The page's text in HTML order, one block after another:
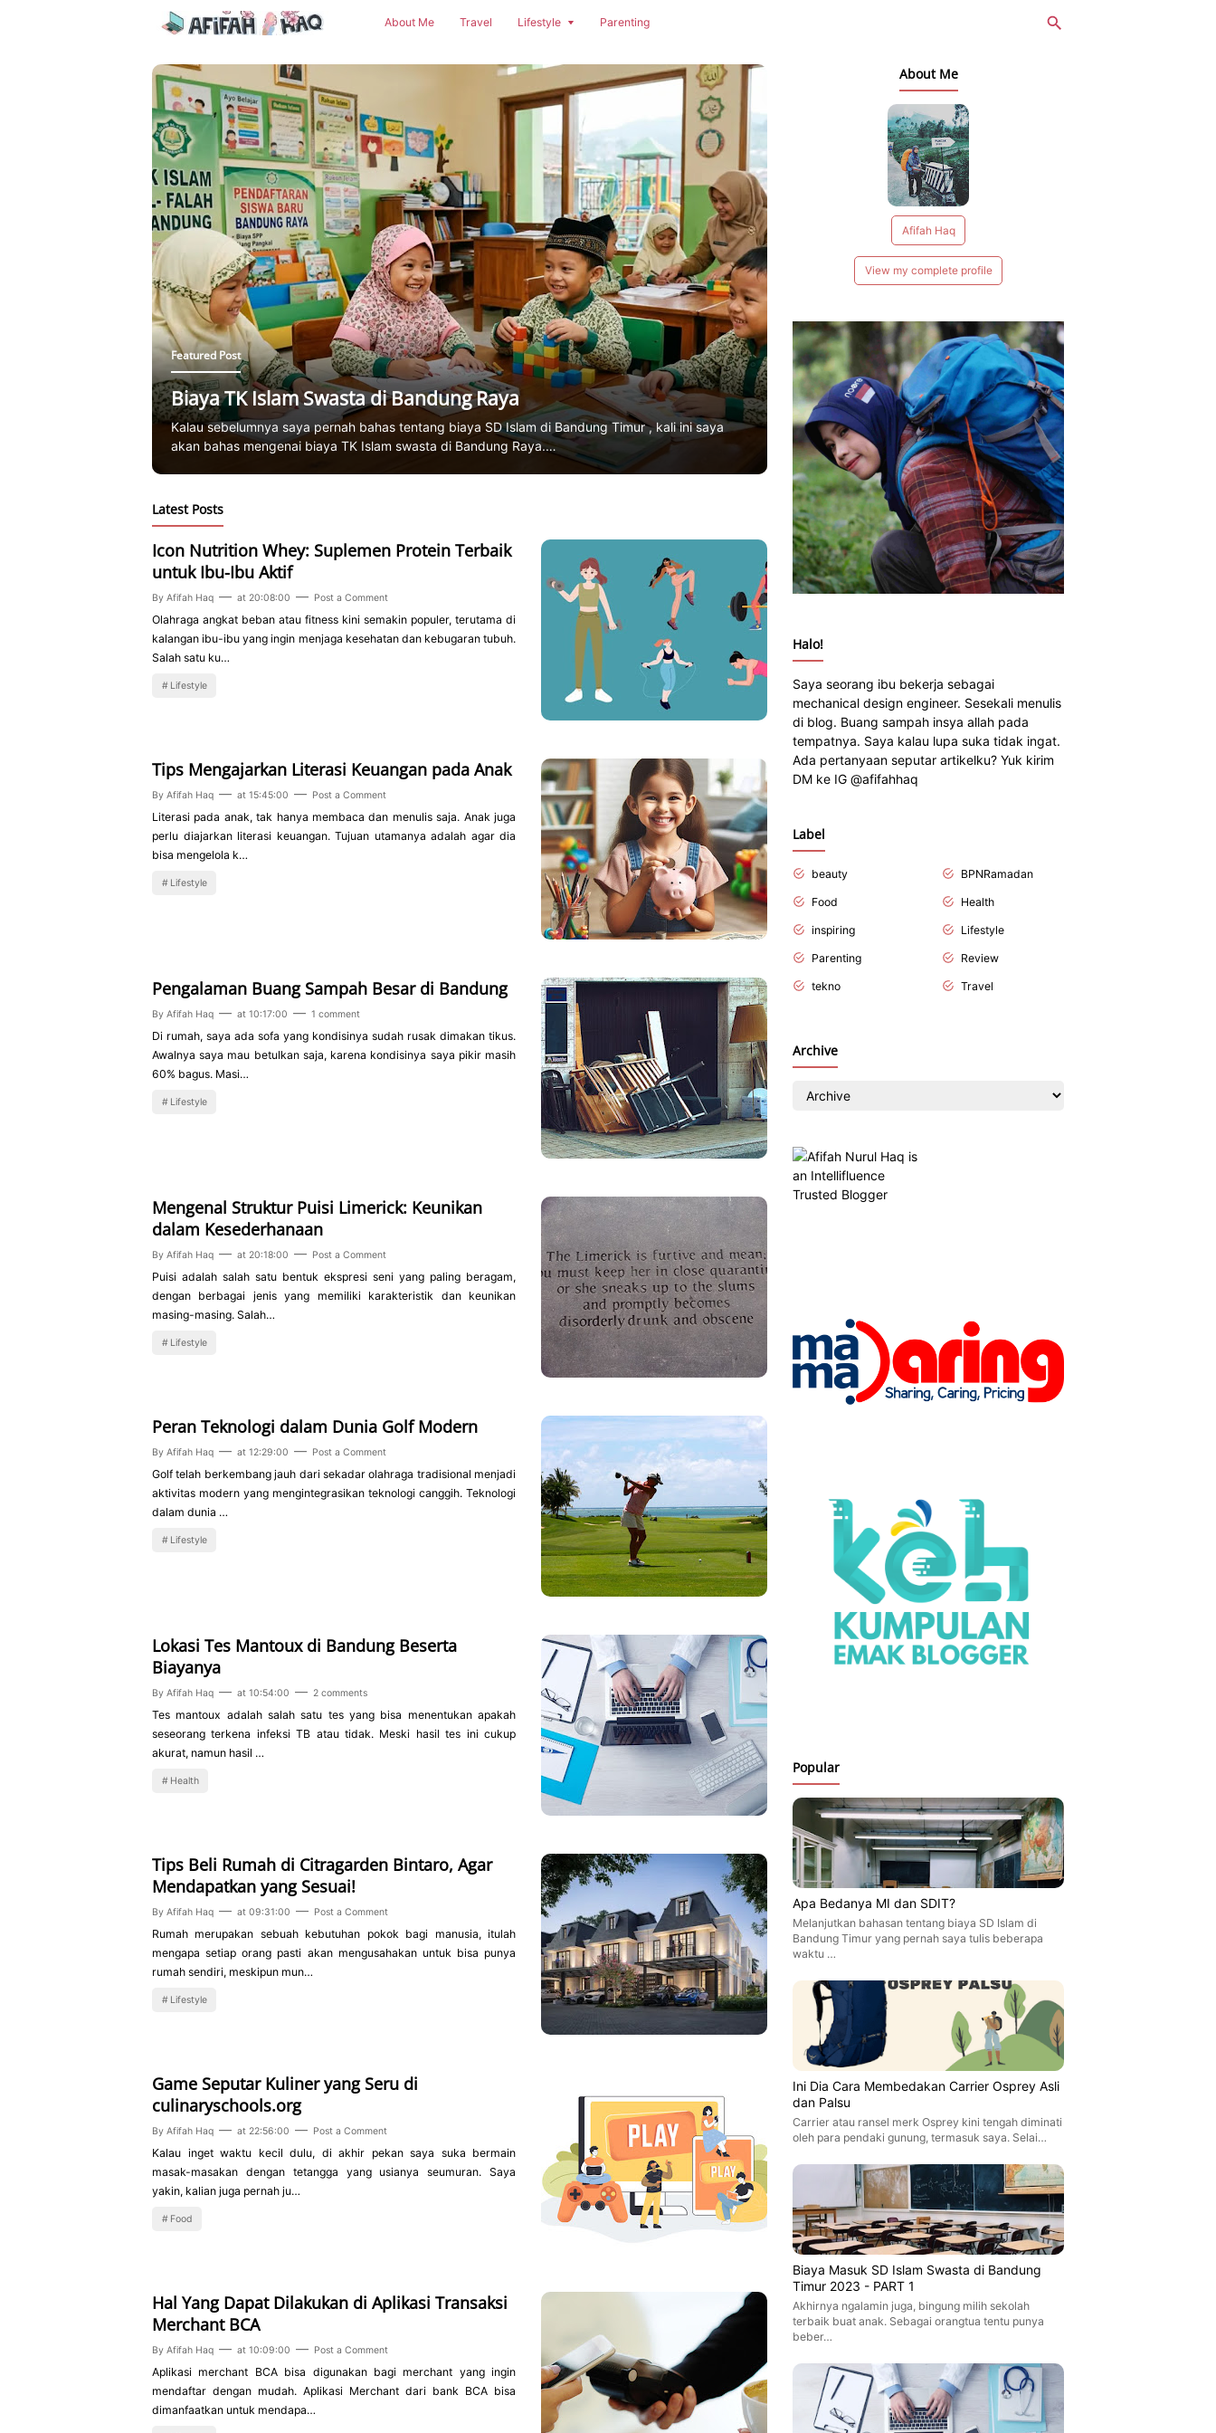
About Me Travel Lifestyle Parenting
Featured Post
Biaya TK Islam Swasta di Bandung Raya
Kalau sebelumnya saya pernah bahas tentang biaya SD Islam di Bandung Timur , kali ini saya
akan bahas mengenai biaya TK Islam swasta di Bandung Raya.…
Latest Posts
Icon Nutrition Whey: Suplemen Protein Terbaik
untuk Ibu-Ibu Aktif
By Afifah Haq at 20:08:00 Post a Comment
Olahraga angkat beban atau fitness kini semakin populer, terutama di
kalangan ibu-ibu yang ingin menjaga kesehatan dan kebugaran tubuh.
Salah satu ku…
Lifestyle
Tips Mengajarkan Literasi Keuangan pada Anak
By Afifah Haq at 15:45:00 Post a Comment
Literasi pada anak, tak hanya membaca dan menulis saja. Anak juga
perlu diajarkan literasi keuangan. Tujuan utamanya adalah agar dia
bisa mengelola k…
Lifestyle
Pengalaman Buang Sampah Besar di Bandung
By Afifah Haq at 10:17:00 1 comment
Di rumah, saya ada sofa yang kondisinya sudah rusak dimakan tikus.
Awalnya saya mau betulkan saja, karena kondisinya saya pikir masih
60% bagus. Masi…
Lifestyle
Mengenal Struktur Puisi Limerick: Keunikan
dalam Kesederhanaan
By Afifah Haq at 20:18:00 Post a Comment
Puisi adalah salah satu bentuk ekspresi seni yang paling beragam,
dengan berbagai jenis yang memiliki karakteristik dan keunikan
masing-masing. Salah…
Lifestyle
Peran Teknologi dalam Dunia Golf Modern
By Afifah Haq at 12:29:00 Post a Comment
Golf telah berkembang jauh dari sekadar olahraga tradisional menjadi
aktivitas modern yang mengintegrasikan teknologi canggih. Teknologi
dalam dunia …
Lifestyle
Lokasi Tes Mantoux di Bandung Beserta
Biayanya
By Afifah Haq at 10:54:00 2 comments
Tes mantoux adalah salah satu tes yang bisa menentukan apakah
seseorang terkena infeksi TB atau tidak. Meski hasil tes ini cukup
akurat, namun hasil …
Health
Tips Beli Rumah di Citragarden Bintaro, Agar
Mendapatkan yang Sesuai!
By Afifah Haq at 09:31:00 Post a Comment
Rumah merupakan sebuah kebutuhan pokok bagi manusia, itulah
mengapa setiap orang pasti akan mengusahakan untuk bisa punya
rumah sendiri, meskipun mun…
Lifestyle
Game Seputar Kuliner yang Seru di
culinaryschools.org
By Afifah Haq at 22:56:00 Post a Comment
Kalau inget waktu kecil dulu, di akhir pekan saya suka bermain
masak-masakan dengan tetangga yang usianya seumuran. Saya
yakin, kalian juga pernah ju…
Food
Hal Yang Dapat Dilakukan di Aplikasi Transaksi
Merchant BCA
By Afifah Haq at 10:09:00 Post a Comment
Aplikasi merchant BCA bisa digunakan bagi merchant yang ingin
mendaftar dengan mudah. Aplikasi Merchant dari bank BCA bisa
dimanfaatkan untuk mendapa…
About Me
Afifah Haq
View my complete profile
Halo!
Saya seorang ibu bekerja sebagai
mechanical design engineer. Sesekali menulis
di blog. Buang sampah insya allah pada
tempatnya. Saya kalau lupa suka tidak ingat.
Ada pertanyaan seputar artikelku? Yuk kirim
DM ke IG @afifahhaq
Label
beauty BPNRamadan
Food Health
inspiring Lifestyle
Parenting Review
tekno Travel
Archive
Popular
Apa Bedanya MI dan SDIT?
Melanjutkan bahasan tentang biaya SD Islam di
Bandung Timur yang pernah saya tulis beberapa
waktu …
Ini Dia Cara Membedakan Carrier Osprey Asli
dan Palsu
Carrier atau ransel merk Osprey kini tengah diminati
oleh para pendaki gunung, termasuk saya. Selai…
Biaya Masuk SD Islam Swasta di Bandung
Timur 2023 - PART 1
Akhirnya ngalamin juga, bingung milih sekolah
terbaik buat anak. Sebagai orangtua tentu punya
beber…